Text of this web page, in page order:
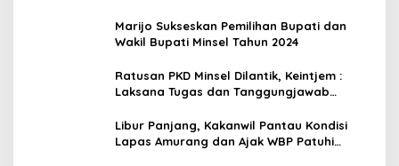
Marijo Sukseskan Pemilihan Bupati dan
Wakil Bupati Minsel Tahun 2024
Ratusan PKD Minsel Dilantik, Keintjem :
Laksana Tugas dan Tanggungjawab
Libur Panjang, Kakanwil Pantau Kondisi
Lapas Amurang dan Ajak WBP Patuhi